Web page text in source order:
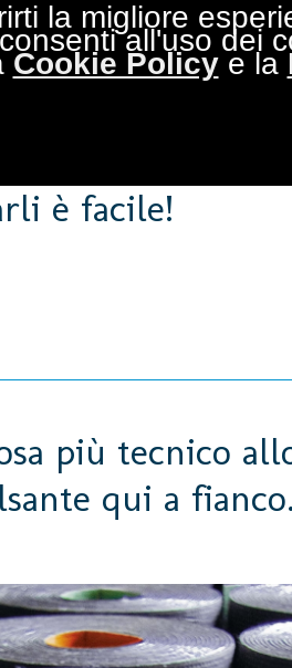
è facile!
più tecnico
qui a fianco.
la migliore
all'uso dei
Cookie Policye la